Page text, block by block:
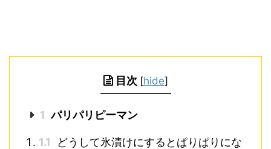
目次 [hide]
1 パリパリピーマン
1.1
どうして氷漬けにするとぱりぱりにな